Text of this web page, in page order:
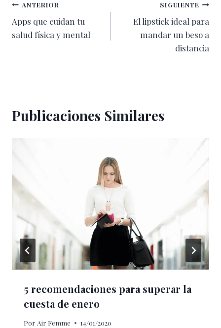
Navegación
de
ANTERIOR
Apps que cuidan tu
salud física y mental
SIGUIENTE
El lipstick ideal para
mandar un beso a
distancia
Publicaciones Similares
5 recomendaciones para superar la
cuesta de enero
Por Air Femme 14/01/2020